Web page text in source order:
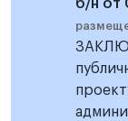
б/н от